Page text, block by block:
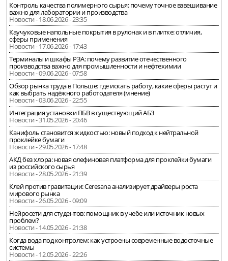
Контроль качества полимерного сырья: почему точное взвешивание
важно для лаборатории и производства
Новости - 18.06.2026 - 23:35
Каучуковые напольные покрытия в рулонах и в плитке: отличия,
сферы применения
Новости - 17.06.2026 - 17:43
Терминалы и шкафы РЗА: почему развитие отечественного
производства важно для промышленности и нефтехимии
Новости - 09.06.2026 - 07:58
Обзор рынка труда в Польше: где искать работу, какие сферы растут и
как выбрать надёжного работодателя (мнение)
Новости - 03.06.2026 - 22:55
Интеграция установки ПБВ в существующий АБЗ
Новости - 31.05.2026 - 20:46
Канифоль становится жидкостью: новый подход к нейтральной
проклейке бумаги
Новости - 29.05.2026 - 17:48
АКД без хлора: новая олефиновая платформа для проклейки бумаги
из российского сырья
Новости - 28.05.2026 - 21:39
Клей против гравитации: Ceresana анализирует драйверы роста
мирового рынка
Новости - 26.05.2026 - 09:09
Нейросети для студентов: помощник в учебе или источник новых
проблем?
Новости - 14.05.2026 - 21:38
Когда вода под контролем: как устроены современные водосточные
системы
Новости - 12.05.2026 - 22:26